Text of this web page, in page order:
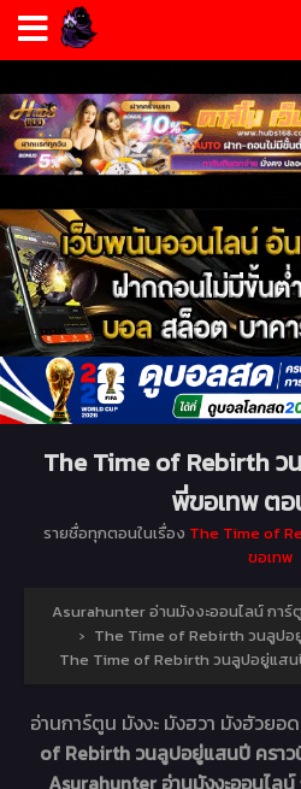
The Time of Rebirth
พี่ขอเทพ ตอ
รายชื่อทุกตอนในเรื่อง The Time of
ขอเทพ
Asurahunter อ่านมังงะออนไลน์ การ์
› The Time of Rebirth วนลูปอ
The Time of Rebirth วนลูปอยู่แสน
อ่านการ์ตูน มังงะ มังฮวา มังฮัวย
of Rebirth วนลูปอยู่แสนปี ครา
Asurahunter อ่านมังงะออนไล